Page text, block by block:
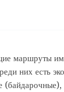
маршруты
них есть